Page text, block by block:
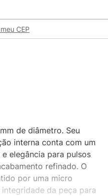
CEP
de diâmetro. Seu
interna conta com um
elegância para pulsos
refinado. O
por uma micro
da peça para